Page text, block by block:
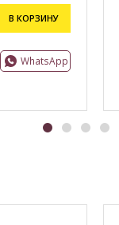
В КОРЗИНУ
WhatsApp